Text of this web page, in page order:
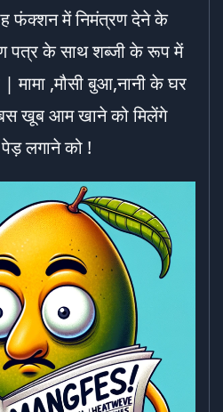
फंक्शन में निमंत्रण देने के
पत्र के साथ शब्जी के रूप में
मामा ,मौसी बुआ,नानी के घर
खूब आम खाने को मिलेंगे
लगाने को !